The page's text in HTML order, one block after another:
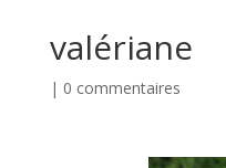
valériane
| 0 commentaires